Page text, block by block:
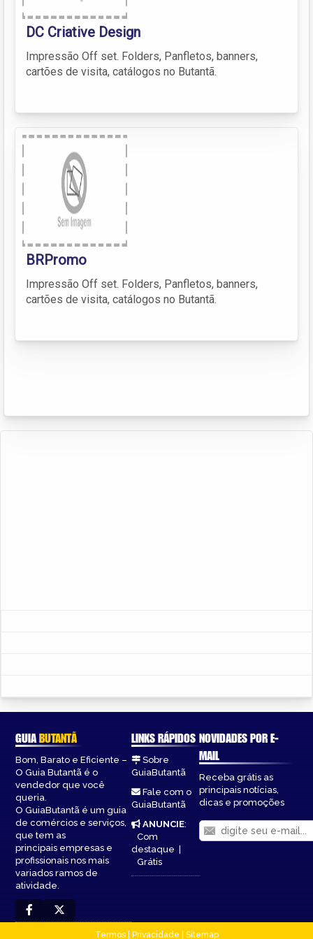
DC Criative Design
Impressão Off set. Folders, Panfletos, banners,
cartões de visita, catálogos no Butantã.
BRPromo
Impressão Off set. Folders, Panfletos, banners,
cartões de visita, catálogos no Butantã.
GUIABUTANTÃ
Bom, Barato e Eficiente –
O Guia Butantã é o
vendedor que você
queria.
O GuiaButantã é um guia
de comércios e serviços,
que tem as
principais empresas e
profissionais nos mais
variados ramos de
atividade.
LINKS RÁPIDOS
Sobre
GuiaButantã
Fale com o
GuiaButantã
ANUNCIE:
Com
destaque|
Grátis
NOVIDADES POR E-
MAIL
Receba grátis as
principais notícias,
dicas e promoções
Termos| Privacidade
Sitemap